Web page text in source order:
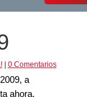
| 0 Comentarios
a
ahora.